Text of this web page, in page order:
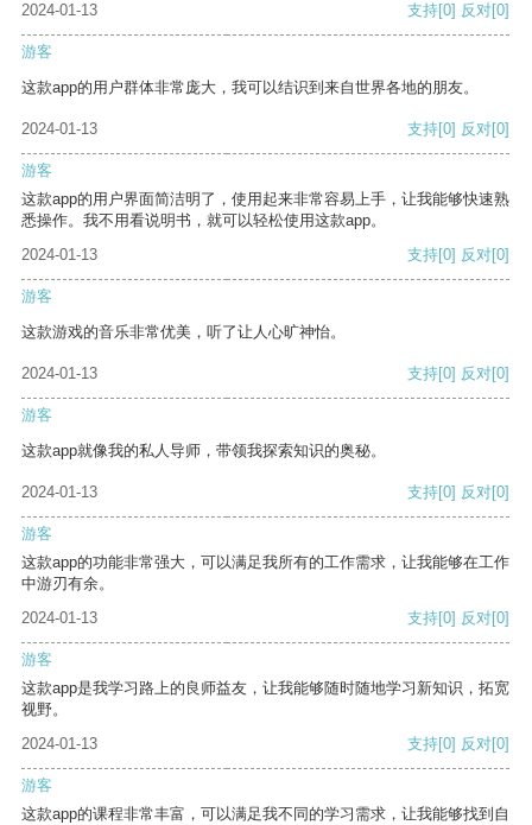
2024-01-13 支持[0] 反对[0]
游客
这款app的用户群体非常庞大，我可以结识到来自世界各地的朋友。
2024-01-13 支持[0] 反对[0]
游客
这款app的用户界面简洁明了，使用起来非常容易上手，让我能够快速熟
悉操作。我不用看说明书，就可以轻松使用这款app。
2024-01-13
支持[0] 反对[0]
游客
这款游戏的音乐非常优美，听了让人心旷神怡。
2024-01-13 支持[0] 反对[0]
游客
这款app就像我的私人导师，带领我探索知识的奥秘。
2024-01-13 支持[0] 反对[0]
游客
这款app的功能非常强大，可以满足我所有的工作需求，让我能够在工作
中游刃有余。
2024-01-13
支持[0] 反对[0]
游客
这款app是我学习路上的良师益友，让我能够随时随地学习新知识，拓宽
视野。
2024-01-13
支持[0] 反对[0]
游客
这款app的课程非常丰富，可以满足我不同的学习需求，让我能够找到自